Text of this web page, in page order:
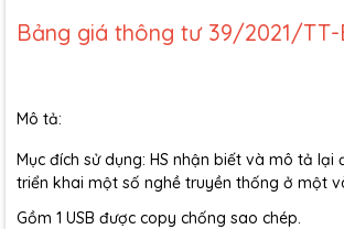
Bảng giá thông tư 39/2021/TT-
Mô tả:
Mục đích sử dụng: HS nhận biết và mô tả lại
triển khai một số nghề truyền thống ở một
Gồm 1 USB được copy chống sao chép.